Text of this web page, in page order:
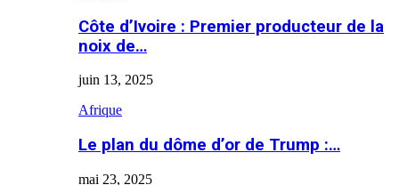
Côte d’Ivoire : Premier producteur de la
noix de…
juin 13, 2025
Afrique
Le plan du dôme d’or de Trump :…
mai 23, 2025